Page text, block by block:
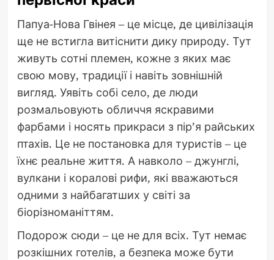
Папуа-Нова Гвінея – це місце, де цивілізація
ще не встигла витіснити дику природу. Тут
живуть сотні племен, кожне з яких має
свою мову, традиції і навіть зовнішній
вигляд. Уявіть собі село, де люди
розмальовують обличчя яскравими
фарбами і носять прикраси з пір’я райських
птахів. Це не постановка для туристів – це
їхнє реальне життя. А навколо – джунглі,
вулкани і коралові рифи, які вважаються
одними з найбагатших у світі за
біорізноманіттям.
Подорож сюди – це не для всіх. Тут немає
розкішних готелів, а безпека може бути